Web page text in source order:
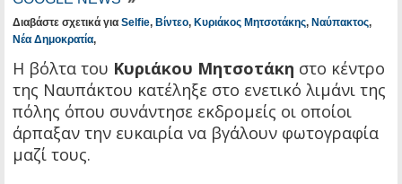
Διαβάστε σχετικά για Selfie, Βίντεο, Κυριάκος Μητσοτάκης, Ναύπακτος,
Νέα Δημοκρατία,
Η βόλτα του Κυριάκου Μητσοτάκη στο κέντρο
της Ναυπάκτου κατέληξε στο ενετικό λιμάνι της
πόλης όπου συνάντησε εκδρομείς οι οποίοι
άρπαξαν την ευκαιρία να βγάλουν φωτογραφία
μαζί τους.